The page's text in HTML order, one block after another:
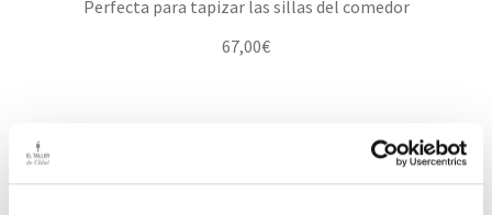
Perfecta para tapizar las sillas del comedor
67,00€